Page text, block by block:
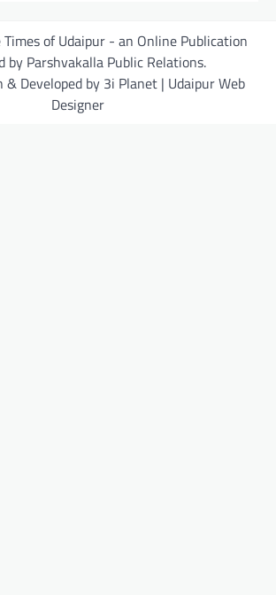
of Udaipur - an Online Publication
by Parshvakalla Public Relations.
& Developed by 3i Planet | Udaipur Web
Designer